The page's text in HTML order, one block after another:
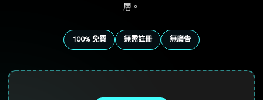
層。
100% 免費 無需註冊 無廣告